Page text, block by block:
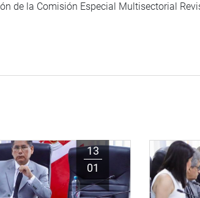
de la Comisión Especial Multisectorial
13
01